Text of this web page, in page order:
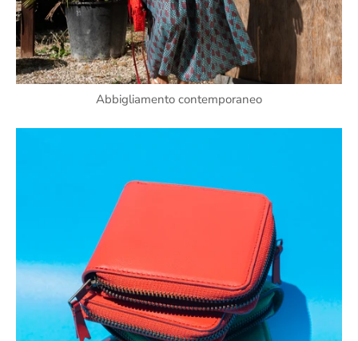
Abbigliamento contemporaneo